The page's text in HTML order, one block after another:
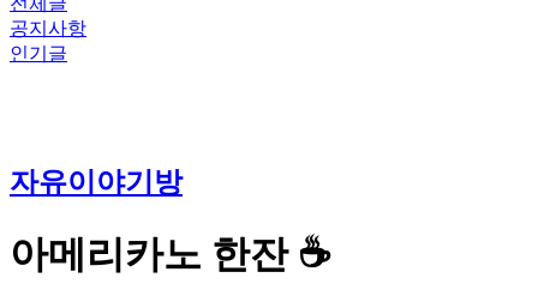
공지사항
인기글
자유이야기방
아메리카노 한잔 ☕️